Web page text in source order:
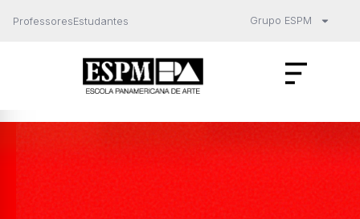
ProfessoresEstudantes Grupo ESPM